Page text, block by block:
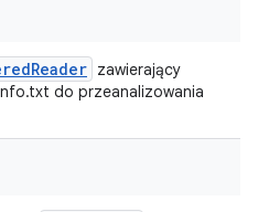
Reader zawierający
do przeanalizowania